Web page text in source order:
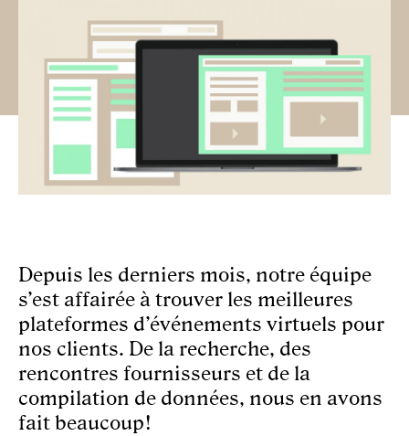
CULTURE
NOUVELLES
NOUS JOINDRE
EN
Depuis les derniers mois, notre équipe
s’est affairée à trouver les meilleures
plateformes d’événements virtuels pour
nos clients. De la recherche, des
rencontres fournisseurs et de la
compilation de données, nous en avons
fait beaucoup!